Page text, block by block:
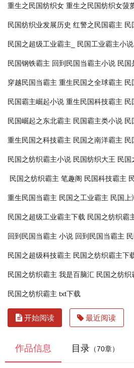
重生之民国纺织女 重生之民国纺织女菠
民国纺织业发展历史 红警之民国霸主 民
民国之超级工业霸主_ 民国工业霸主小说
民国钢铁霸主 回到民国当霸主小说 民国
穿越民国当霸主 重生民国之全球霸主 民
民国霸主崛起小说 重生民国科技霸主 民
民国崛起之东北霸主 民国霸主类小说 民
重生民国之科技霸主 民国之南洋霸主 民
民国之纺织霸主小说 民国纺织大王 民国
民国之纺织霸主 笔趣阁 民国科技霸主
重生民国当霸主 民国之工业霸主 民国上
民国之超级工业霸主下载 民国之纺织霸
回到民国当霸主 小说 回到民国当霸主
民国之超级科技霸主 民国之纺织霸主下
民国之纺织霸主 我是百脑汇 民国之纺织
民国之纺织霸主 txt下载
开始阅读 最近阅读
作品信息 目录 （70章）